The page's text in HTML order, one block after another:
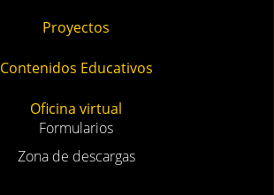
Proyectos
Contenidos Educativos
Oficina virtual
Formularios
Zona de descargas